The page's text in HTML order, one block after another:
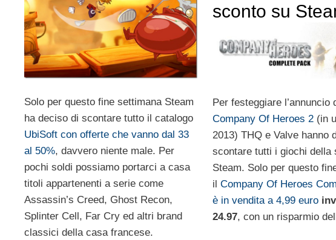
Solo per questo fine settimana Steam
ha deciso di scontare tutto il catalogo
UbiSoft con offerte che vanno dal 33
al 50%, davvero niente male. Per
pochi soldi possiamo portarci a casa
titoli appartenenti a serie come
Assassin’s Creed, Ghost Recon,
Splinter Cell, Far Cry ed altri brand
classici della casa francese.
sconto su
Per festeggiare l’annuncio
Company Of Heroes 2(in
2013) THQ e Valve hanno
scontare tutti i giochi della
Steam. Solo per questo
il Company Of Heroes
è in vendita a 4,99 euro
24.97, con un risparmio